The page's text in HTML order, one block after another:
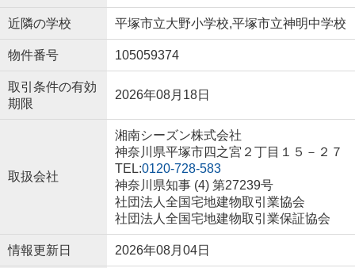
近隣の学校 平塚市立大野小学校,平塚市立神明中学校
物件番号 105059374
取引条件の有効
期限
2026年08月18日
取扱会社
湘南シーズン株式会社
神奈川県平塚市四之宮２丁目１５－２７
TEL:0120-728-583
神奈川県知事 (4) 第27239号
社団法人全国宅地建物取引業協会
社団法人全国宅地建物取引業保証協会
情報更新日 2026年08月04日